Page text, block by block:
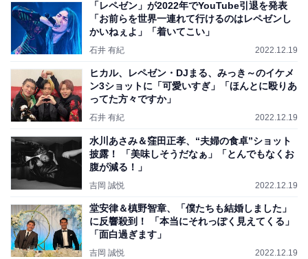
「レペゼン」が2022年でYouTube引退を発表
「お前らを世界一連れて行けるのはレペゼンし
かいねぇよ」「着いてこい」
石井 有紀 2022.12.19
ヒカル、レペゼン・DJまる、みっき～のイケメ
ン3ショットに「可愛いすぎ」「ほんとに殴りあ
ってた方々ですか」
石井 有紀 2022.12.19
水川あさみ＆窪田正孝、“夫婦の食卓”ショット
披露！ 「美味しそうだなぁ」「とんでもなくお
腹が減る！」
吉岡 誠悦 2022.12.19
堂安律＆槙野智章、「僕たちも結婚しました」
に反響殺到！ 「本当にそれっぽく見えてくる」
「面白過ぎます」
吉岡 誠悦 2022.12.19